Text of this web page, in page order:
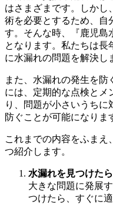
はさまざまです。しかし
術を必要とするため、自
す。そんな時、『鹿児島
となります。私たちは長
に水漏れの問題を解決し
また、水漏れの発生を
には、定期的な点検とメ
り、問題が小さいうち
防ぐことが可能になりま
これまでの内容をふまえ
つ紹介します。
水漏れを見つけた
大きな問題に発展
つけたら、すぐに